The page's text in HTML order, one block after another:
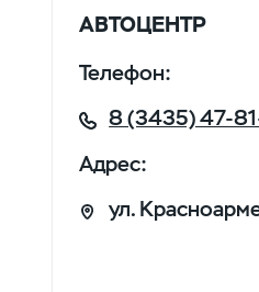
АВТОЦЕНТР
Телефон:
8 (3435) 47-
Адрес:
ул.